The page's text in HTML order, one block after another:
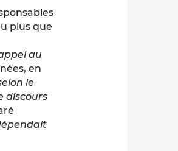
plus que
au
en
le
discours